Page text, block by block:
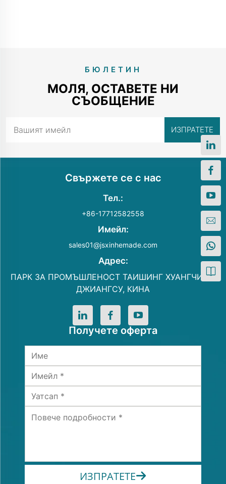
БЮЛЕТИН
МОЛЯ, ОСТАВЕТЕ НИ
СЪОБЩЕНИЕ
Свържете се с нас
Тел.:
+86-17712582558
Имейл:
sales01@jsxinhemade.com
Адрес:
ПАРК ЗА ПРОМЪШЛЕНОСТ ТАИШИНГ ХУАНГЧИАО,
ДЖИАНГСУ, КИНА
Получете оферта
ИЗПРАТЕТЕ